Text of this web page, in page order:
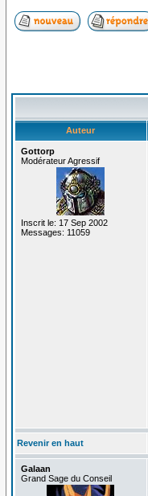
Auteur
Gottorp
Modérateur Agressif
Inscrit le: 17 Sep 2002
Messages: 11059
Revenir en haut
Galaan
Grand Sage du Conseil